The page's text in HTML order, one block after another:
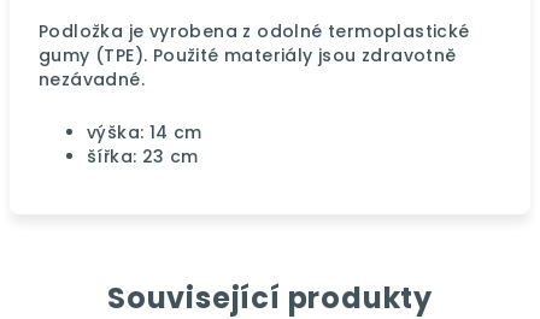
Podložka je vyrobena z odolné termoplastické
gumy (TPE). Použité materiály jsou zdravotně
nezávadné.
výška: 14 cm
šířka: 23 cm
Související produkty